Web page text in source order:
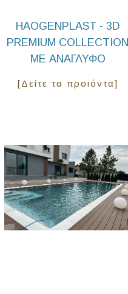
HAOGENPLAST - 3D
PREMIUM COLLECTION
ΜΕ ΑΝΆΓΛΥΦΟ
[Δείτε τα προιόντα]